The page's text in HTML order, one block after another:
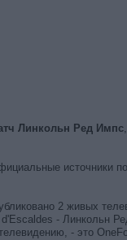
Линкольн Ред Импс
источники
2 живых
- Линкольн
- это